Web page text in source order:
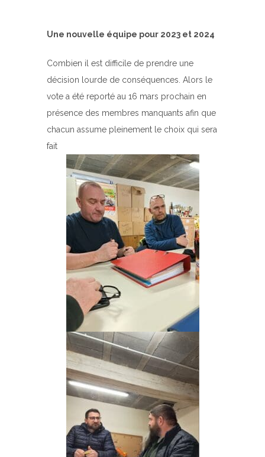
Une nouvelle équipe pour 2023 et 2024
Combien il est difficile de prendre une
décision lourde de conséquences. Alors le
vote a été reporté au 16 mars prochain en
présence des membres manquants afin que
chacun assume pleinement le choix qui sera
fait